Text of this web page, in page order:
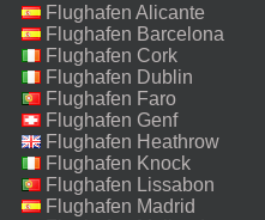
Flughafen Alicante
Flughafen Barcelona
Flughafen Cork
Flughafen Dublin
Flughafen Faro
Flughafen Genf
Flughafen Heathrow
Flughafen Knock
Flughafen Lissabon
Flughafen Madrid